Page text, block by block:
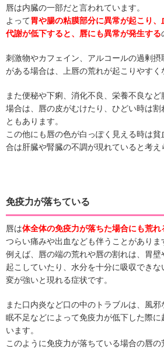
唇は内臓の一部だと言われています。
よって胃や腸の粘膜部分に異常が起こり
代謝が低下すると、唇にも異常が発生する
刺激物やカフェイン、アルコールの過剰
がある場合は、上唇の荒れが起こりやすく
また便秘や下痢、消化不良、栄養不良な
場合は、唇の皮がむけたり、ひどい時は割
ともあります。
この他にも唇の色が白っぽく見える時は
合は肝臓や腎臓の不調が現れていると考え
免疫力が落ちている
唇は体全体の免疫力が落ちた場合にも荒れ
つらい痛みや出血なども伴うことがありま
例えば、唇の端の荒れや唇の割れは、胃
起こしていたり、水分を十分に吸収でき
変が強いと現れる症状です。
また口内炎など口の中のトラブルは、風
眠不足などによって免疫力が低下した際
います。
このように免疫力が落ちている場合の唇の